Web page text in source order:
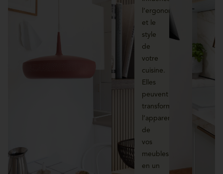
l’ergonomie
et le
style
de
votre
cuisine.
Elles
peuvent
transformer
l’apparence
de
vos
meubles
en un